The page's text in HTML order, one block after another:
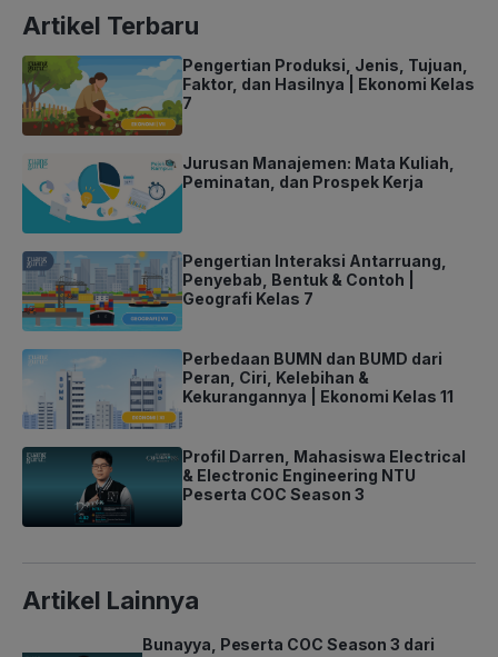
Artikel Terbaru
Pengertian Produksi, Jenis, Tujuan,
Faktor, dan Hasilnya | Ekonomi Kelas
7
Jurusan Manajemen: Mata Kuliah,
Peminatan, dan Prospek Kerja
Pengertian Interaksi Antarruang,
Penyebab, Bentuk & Contoh |
Geografi Kelas 7
Perbedaan BUMN dan BUMD dari
Peran, Ciri, Kelebihan &
Kekurangannya | Ekonomi Kelas 11
Profil Darren, Mahasiswa Electrical
& Electronic Engineering NTU
Peserta COC Season 3
Artikel Lainnya
Bunayya, Peserta COC Season 3 dari